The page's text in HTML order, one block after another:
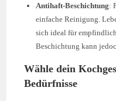
Antihaft-Beschichtung:
einfache Reinigung.
sich ideal für
Beschichtung kann
Wähle dein
Bedürfnisse